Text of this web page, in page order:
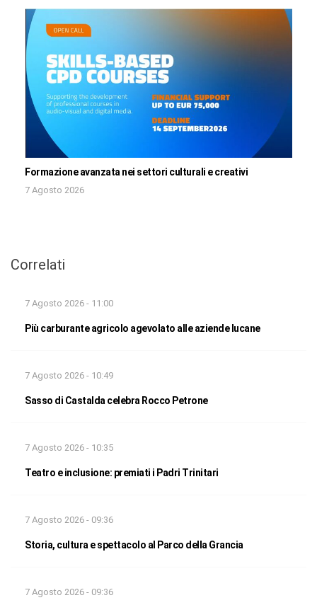
Formazione avanzata nei settori culturali e creativi
7 Agosto 2026
Correlati
7 Agosto 2026 - 11:00
Più carburante agricolo agevolato alle aziende lucane
7 Agosto 2026 - 10:49
Sasso di Castalda celebra Rocco Petrone
7 Agosto 2026 - 10:35
Teatro e inclusione: premiati i Padri Trinitari
7 Agosto 2026 - 09:36
Storia, cultura e spettacolo al Parco della Grancia
7 Agosto 2026 - 09:36